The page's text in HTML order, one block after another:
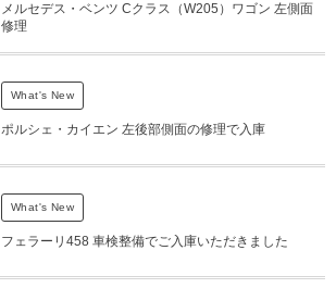
メルセデス・ベンツ Cクラス（W205）ワゴン 左側面
修理
What's New
ポルシェ・カイエン 左後部側面の修理で入庫
What's New
フェラーリ458 車検整備でご入庫いただきました